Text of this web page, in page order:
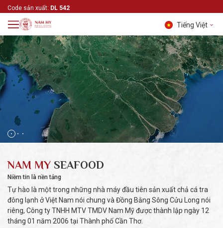
Code sản xuất: DL 542
Tiếng Việt
Tiếng Việt
English
中文 (中国)
NAM MY SEAFOOD
Niềm tin là nền tảng
Tự hào là một trong những nhà máy đầu tiên sản xuất chả cá tra
đông lạnh ở Việt Nam nói chung và Đồng Bằng Sông Cửu Long nói
riêng, Công ty TNHH MTV TMDV Nam Mỹ được thành lập ngày 12
tháng 01 năm 2006 tại Thành phố Cần Thơ.